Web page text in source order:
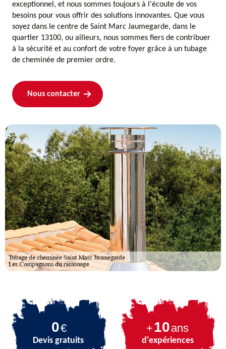
exceptionnel, et nous sommes toujours à l'écoute de vos
besoins pour vous offrir des solutions innovantes. Que vous
soyez dans le centre de Saint Marc Jaumegarde, dans le
quartier 13100, ou ailleurs, nous sommes fiers de contribuer
à la sécurité et au confort de votre foyer grâce à un tubage
de cheminée de premier ordre.
Nous contacter
0€
Devis gratuits
+10ans
d'expériences